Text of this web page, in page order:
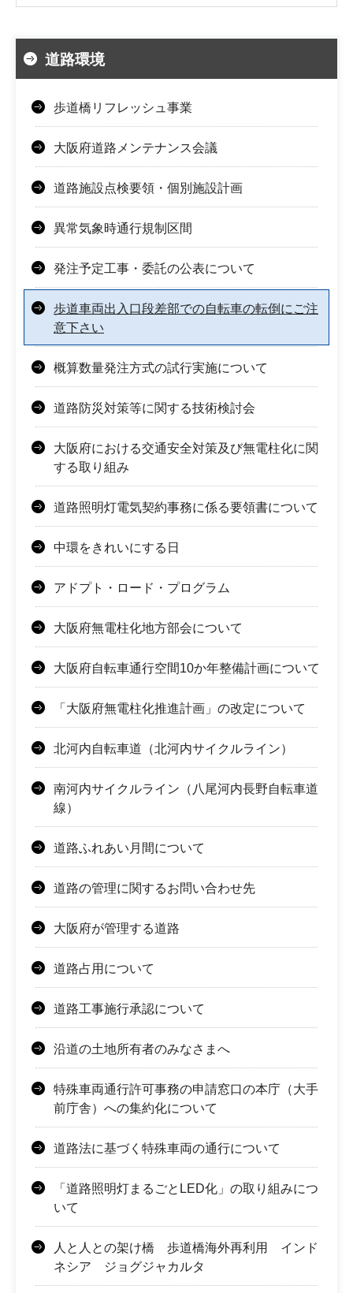
道路環境
歩道橋リフレッシュ事業
大阪府道路メンテナンス会議
道路施設点検要領・個別施設計画
異常気象時通行規制区間
発注予定工事・委託の公表について
歩道車両出入口段差部での自転車の転倒にご注
意下さい
概算数量発注方式の試行実施について
道路防災対策等に関する技術検討会
大阪府における交通安全対策及び無電柱化に関
する取り組み
道路照明灯電気契約事務に係る要領書について
中環をきれいにする日
アドプト・ロード・プログラム
大阪府無電柱化地方部会について
大阪府自転車通行空間10か年整備計画について
「大阪府無電柱化推進計画」の改定について
北河内自転車道（北河内サイクルライン）
南河内サイクルライン（八尾河内長野自転車道
線）
道路ふれあい月間について
道路の管理に関するお問い合わせ先
大阪府が管理する道路
道路占用について
道路工事施行承認について
沿道の土地所有者のみなさまへ
特殊車両通行許可事務の申請窓口の本庁（大手
前庁舎）への集約化について
道路法に基づく特殊車両の通行について
「道路照明灯まるごとLED化」の取り組みにつ
いて
人と人との架け橋 歩道橋海外再利用 インド
ネシア ジョグジャカルタ